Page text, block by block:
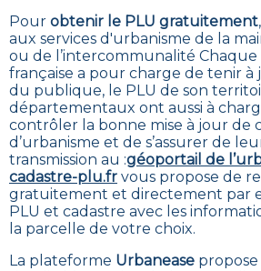
Pour obtenir le PLU gratuitement,
aux services d'urbanisme de la
ou de l’intercommunalité
française a pour charge de tenir à
du publique, le PLU de son
départementaux ont aussi à
contrôler la bonne mise à jour de
d’urbanisme et de s’assurer de
transmission au :géoportail de
cadastre-plu.fr vous propose de
gratuitement et directement par
PLU et cadastre avec les
la parcelle de votre choix.
La plateforme Urbanease